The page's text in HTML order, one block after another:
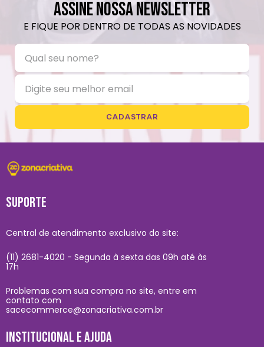
ASSINE NOSSA NEWSLETTER
E FIQUE POR DENTRO DE TODAS AS NOVIDADES
CADASTRAR
SUPORTE
Central de atendimento exclusivo do site:
(11) 2681-4020 - Segunda à sexta das 09h até às
17h
Problemas com sua compra no site, entre em
contato com
sacecommerce@zonacriativa.com.br
INSTITUCIONAL E AJUDA